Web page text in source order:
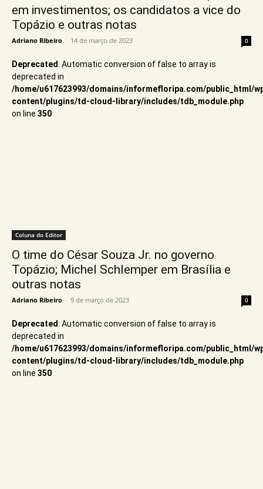
em investimentos; os candidatos a vice do
Topázio e outras notas
Adriano Ribeiro - 14 de março de 2023 0
Coluna do Editor
Deprecated: Automatic conversion of false to array is
deprecated in
/home/u617623993/domains/informefloripa.com/public_html/
content/plugins/td-cloud-library/includes/tdb_module.php
on line 350
O time do César Souza Jr. no governo
Topázio; Michel Schlemper em Brasília e
outras notas
Adriano Ribeiro - 9 de março de 2023 0
Deprecated: Automatic conversion of false to array is
deprecated in
/home/u617623993/domains/informefloripa.com/public_html/
content/plugins/td-cloud-library/includes/tdb_module.php
on line 350